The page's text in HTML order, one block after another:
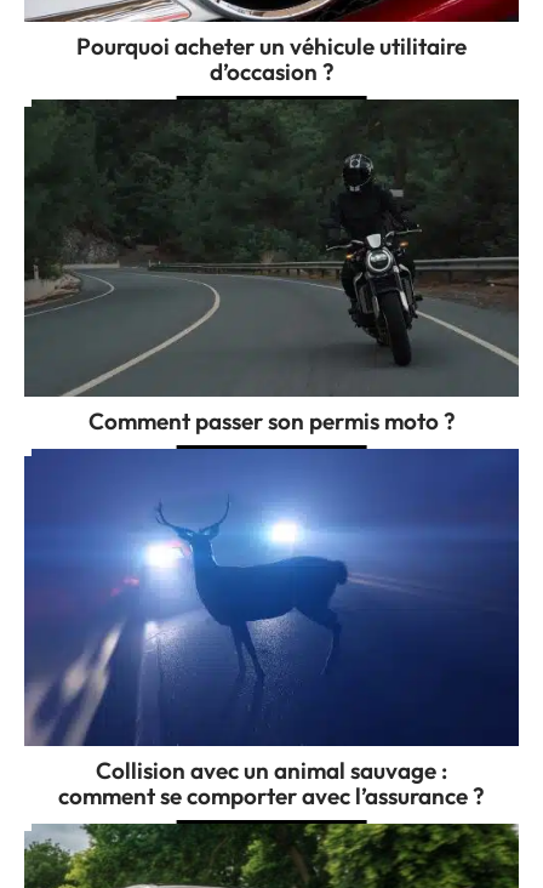
Pourquoi acheter un véhicule utilitaire
d’occasion ?
Comment passer son permis moto ?
Collision avec un animal sauvage :
comment se comporter avec l’assurance ?